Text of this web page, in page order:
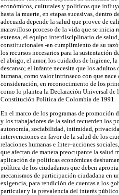
económicos, culturales y políticos que
hasta la muerte, en etapas sucesivas, dentro
adecuada depende la salud que provee de
maravilloso proceso de la vida que se inicia
extensa, el equipo interdisciplinario de
constitucionales -en cumplimiento de su
los recursos necesarios para la sustentación
el abrigo, el amor, los cuidados de higiene,
descanso; el infante necesita que los
humana, como valor intrínseco con que nace
consideración, en reconocimiento de los
como lo plantea la Declaración Universal de
Constitución Política de Colombia de 1991.
En el marco de los programas de promoción
y los trabajadores de la salud recuerden los
autonomía, sociabilidad, intimidad,
intervenciones en favor de la salud de los
relaciones humanas e ínter–acciones
que afectan de manera preocupante la salud
aplicación de políticas económicas
política de los ciudadanos que deben
mecanismos de participación ciudadana en
exigencia, para rendición de cuentas a los
particular y la prevalencia del interés